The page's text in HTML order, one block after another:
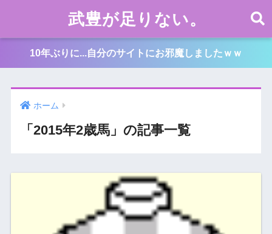
武豊が足りない。
10年ぶりに...自分のサイトにお邪魔しましたｗｗ
ホーム
「2015年2歳馬」の記事一覧